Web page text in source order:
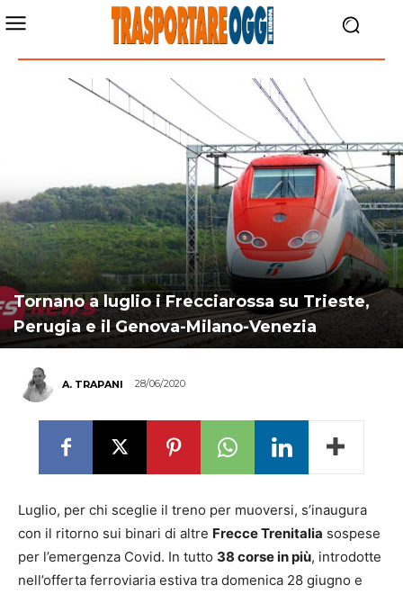
Tornano a luglio i Frecciarossa su Trieste,
Perugia e il Genova-Milano-Venezia
A. TRAPANI 28/06/2020
Luglio, per chi sceglie il treno per muoversi, s’inaugura
con il ritorno sui binari di altre Frecce Trenitalia sospese
per l’emergenza Covid. In tutto 38 corse in più, introdotte
nell’offerta ferroviaria estiva tra domenica 28 giugno e